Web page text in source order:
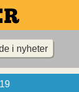
i nyheter